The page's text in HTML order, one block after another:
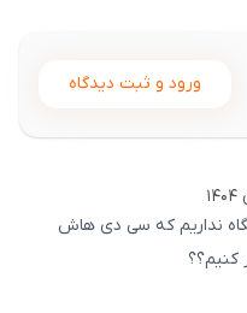
ورود و ثبت دیدگاه
نداریم که سی دی هاش
کنیم؟؟